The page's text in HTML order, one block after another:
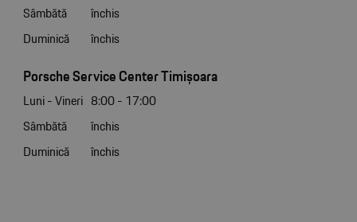
Sâmbătă
închis
Duminică
închis
Porsche Service Center Timișoara
Luni - Vineri 8:00 - 17:00
Sâmbătă
închis
Duminică
închis